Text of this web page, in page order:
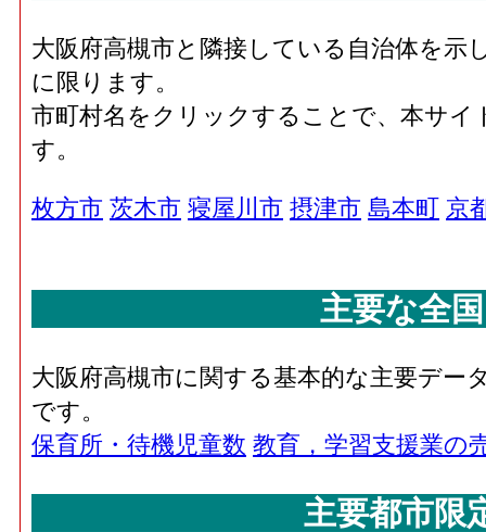
大阪府高槻市と隣接している自治体を示
に限ります。
市町村名をクリックすることで、本サ
す。
枚方市 茨木市 寝屋川市 摂津市 島本町 京
主要な全
大阪府高槻市に関する基本的な主要デ
です。
保育所・待機児童数 教育，学習支援業の
主要都市限